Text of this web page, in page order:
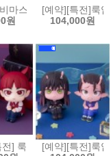
판매)[4535123852909]
터(6개박스판매
마스 드래곤볼 Vol.3 (6
원
[예약][특전]룩
104,000원
더 로열 - 주인공 & 모
전] 룩업 악마에 입문했
[예약][특전]룩